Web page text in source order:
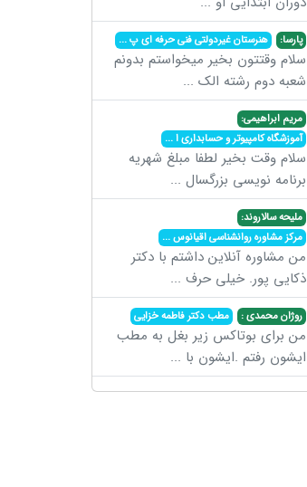
پارسا: هنرستان غیردولتی فنی حرفه ای پ...
سلام وقتتون بخیر میخواستم بدونم
شعبه دوم رشته الک ...
مریم ابراهیمی:
آموزشگاه کامپیوتر و حسابداری ا...
سلام وقت بخیر لطفا مبلغ شهریه
برنامه نویسی بزرگسال ...
ملیحه سالاروند:
مرکز مشاوره روانشناسی اقیانوس...
من مشاوره آنلاین داشتم با دکتر
ذکایی پور. خیلی حرف ...
روژان محمدی : مطب دکتر فاطمه خزایی
من برای بوتاکس زیر بغل به مطب
ایشون رفتم .ایشون با ...